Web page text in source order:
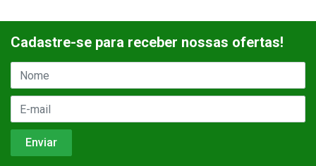
Cadastre-se para receber nossas ofertas!